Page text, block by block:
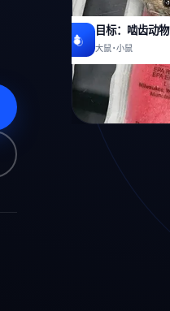
目标：啮齿动物
大鼠·小鼠